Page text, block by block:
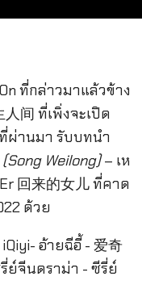
ที่กล่าวมาแล้วข้าง
间 ที่เพิ่งจะเปิด
ที่ผ่านมา รับบทนำ
Weilong)– เห
回来的女儿 ที่คาด
ด้วย